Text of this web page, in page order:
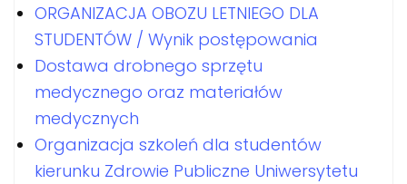
ORGANIZACJA OBOZU LETNIEGO DLA
STUDENTÓW / Wynik postępowania
Dostawa drobnego sprzętu
medycznego oraz materiałów
medycznych
Organizacja szkoleń dla studentów
kierunku Zdrowie Publiczne Uniwersytetu